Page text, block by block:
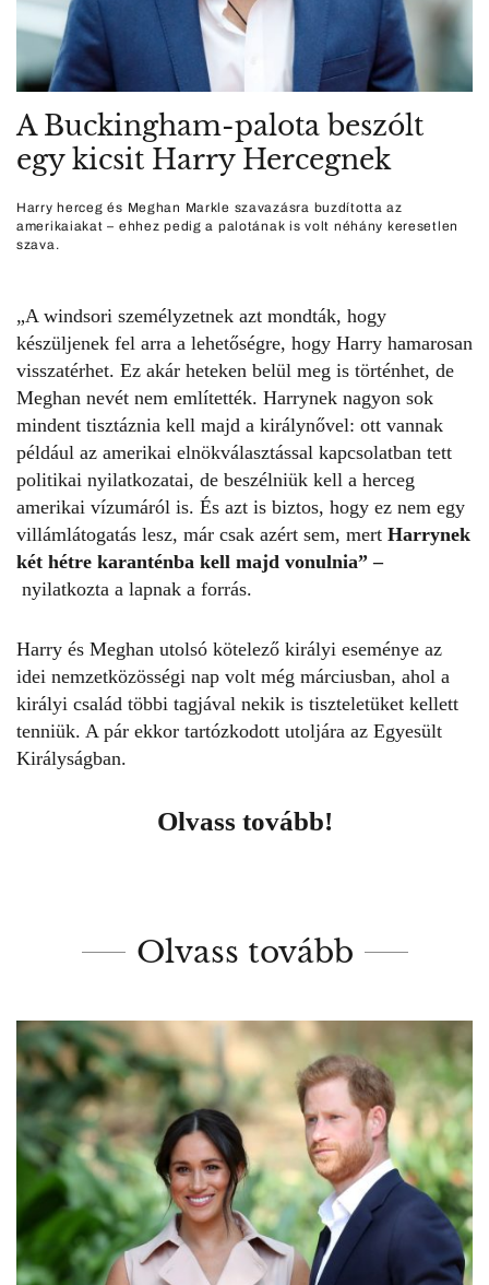
A Buckingham-palota beszólt
egy kicsit Harry Hercegnek
Harry herceg és Meghan Markle szavazásra buzdította az
amerikaiakat – ehhez pedig a palotának is volt néhány keresetlen
szava.
„A windsori személyzetnek azt mondták, hogy
készüljenek fel arra a lehetőségre, hogy Harry hamarosan
visszatérhet. Ez akár heteken belül meg is történhet, de
Meghan nevét nem említették. Harrynek nagyon sok
mindent tisztáznia kell majd a királynővel: ott vannak
például az amerikai elnökválasztással kapcsolatban tett
politikai nyilatkozatai, de beszélniük kell a herceg
amerikai vízumáról is. És azt is biztos, hogy ez nem egy
villámlátogatás lesz, már csak azért sem, mert Harrynek
két hétre karanténba kell majd vonulnia” –
nyilatkozta a lapnak a forrás.
Harry és Meghan utolsó kötelező királyi eseménye az
idei nemzetközösségi nap volt még márciusban, ahol a
királyi család többi tagjával nekik is tiszteletüket kellett
tenniük. A pár ekkor tartózkodott utoljára az Egyesült
Királyságban.
Olvass tovább!
Olvass tovább